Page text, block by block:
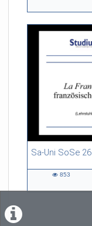
Sa-Uni SoSe
55:13 duration
853